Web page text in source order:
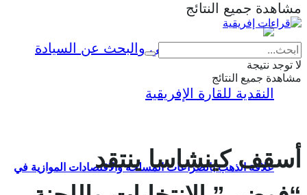
علاقة الذهب بالصراعات المسلحة والاقتصادات الموازية في
مشاهدة جميع النتائج
لا توجد نتيجة
مشاهدة جميع النتائج
أسقف كينشاسا ينتقد